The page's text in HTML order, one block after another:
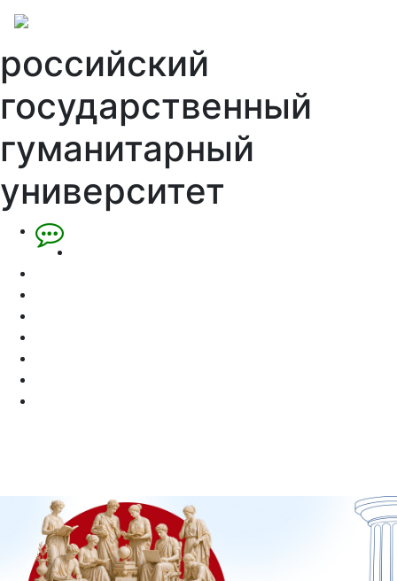
российский
государственный
гуманитарный
университет